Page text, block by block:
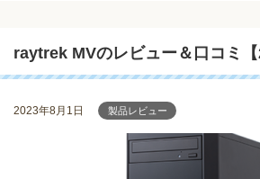
raytrek MVのレビュー＆口コミ【
2023年8月1日 製品レビュー